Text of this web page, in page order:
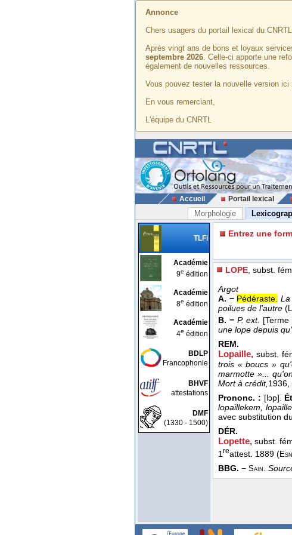
Annonce
Chers usagers du portail lexical du
Après vingt ans de bons et loyaux
septembre 2026. Celle-ci apporte une
également de nouvelles ressources.
Vous pouvez tester la nouvelle version ici
En vous remerciant,
L'équipe du CNRTL
Accueil Portail lexical
Morphologie
TLFi
Académie
9e édition
Académie
8e édition
Académie
4e édition
BDLP
Francophonie
BHVF
attestations
DMF
(1330 - 1500)
Entrez une
LOPE , subst. fém.
Argot
A. − Pédéraste.
poilues de l'autre (
B. − P. ext.
une lope depuis
REM.
Lopaille, subst.
trois « boucs »
marmotte »...
Mort à crédit,1936,
Prononc. : [lɔp].
lopaillekem, lopaille
avec substitution
DÉR.
Lopette, subst.
1 reattest. 1889 (
BBG. − Sain